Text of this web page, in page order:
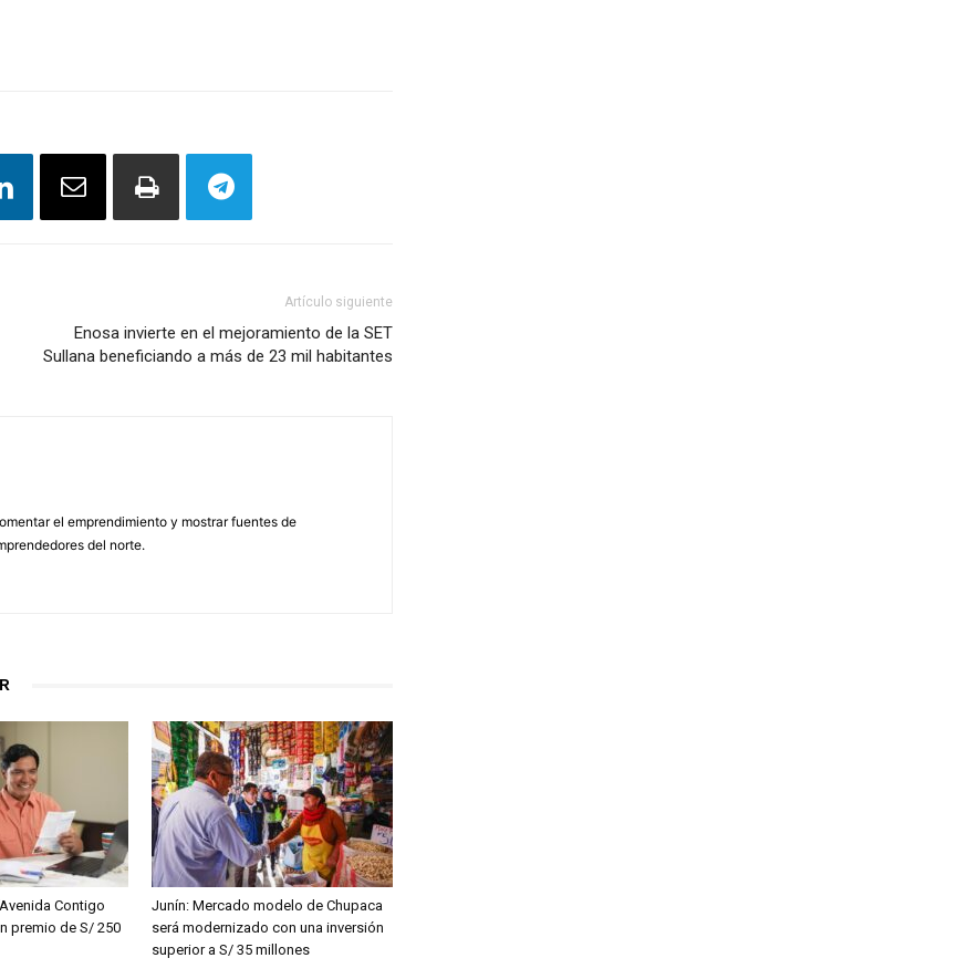
Artículo siguiente
Enosa invierte en el mejoramiento de la SET
Sullana beneficiando a más de 23 mil habitantes
el emprendimiento y mostrar fuentes de
del norte.
Contigo
premio de S/ 250
Junín: Mercado modelo de Chupaca
será modernizado con una inversión
superior a S/ 35 millones